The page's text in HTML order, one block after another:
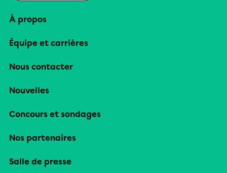
À propos
Équipe et carrières
Nous contacter
Nouvelles
Concours et sondages
Nos partenaires
Salle de presse